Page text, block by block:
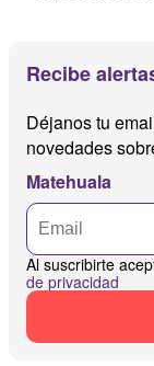
Recibe
Déjanos tu
novedades
Matehuala
Al suscribirte
de privacidad